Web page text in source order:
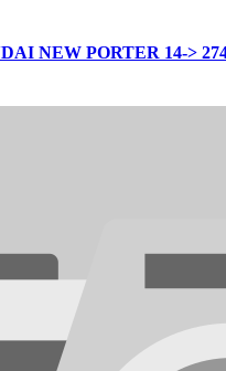
NEW PORTER 14->